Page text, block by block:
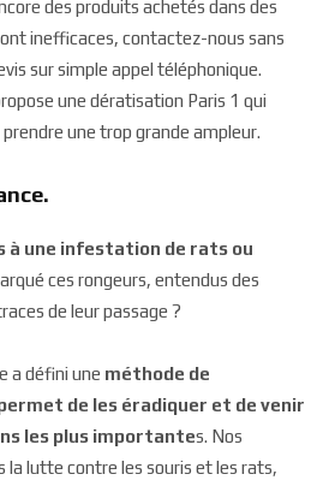
des produits achetés dans des
inefficaces, contactez-nous sans
sur simple appel téléphonique.
une dératisation Paris 1 qui
une trop grande ampleur.
à une infestation de rats ou
ces rongeurs, entendus des
de leur passage ?
a défini une méthode de
de les éradiquer et de venir
les plus importantes. Nos
la lutte contre les souris et les rats,